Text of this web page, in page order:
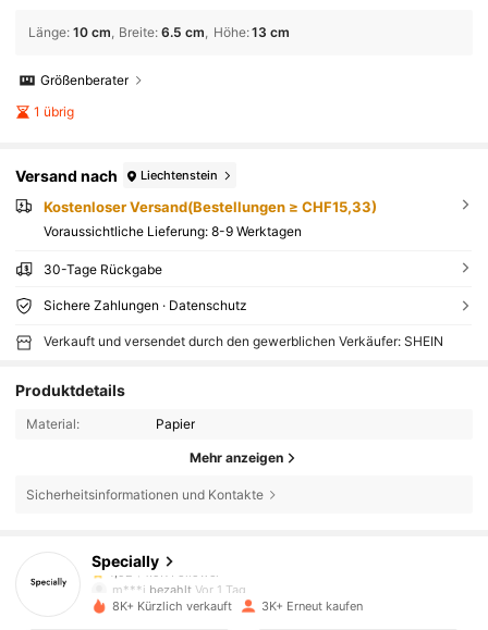
Länge: 10 cm Breite: 6.5 cm Höhe:13 cm
Größenberater
1 übrig
Versand nach Liechtenstein
Kostenloser Versand(Bestellungen ≥ CHF15,33)
Voraussichtliche Lieferung: 8-9 Werktagen
30-Tage Rückgabe
Sichere Zahlungen · Datenschutz
Verkauft und versendet durch den gewerblichen Verkäufer: SHEIN
Produktdetails
Material: Papier
Mehr anzeigen
Sicherheitsinformationen und Kontakte
Specially
4,92 1.9K Follower
4,92
1.9K Follower
m***i bezahlt Vor 1 Tag
8K+ Kürzlich verkauft 3K+ Erneut kaufen